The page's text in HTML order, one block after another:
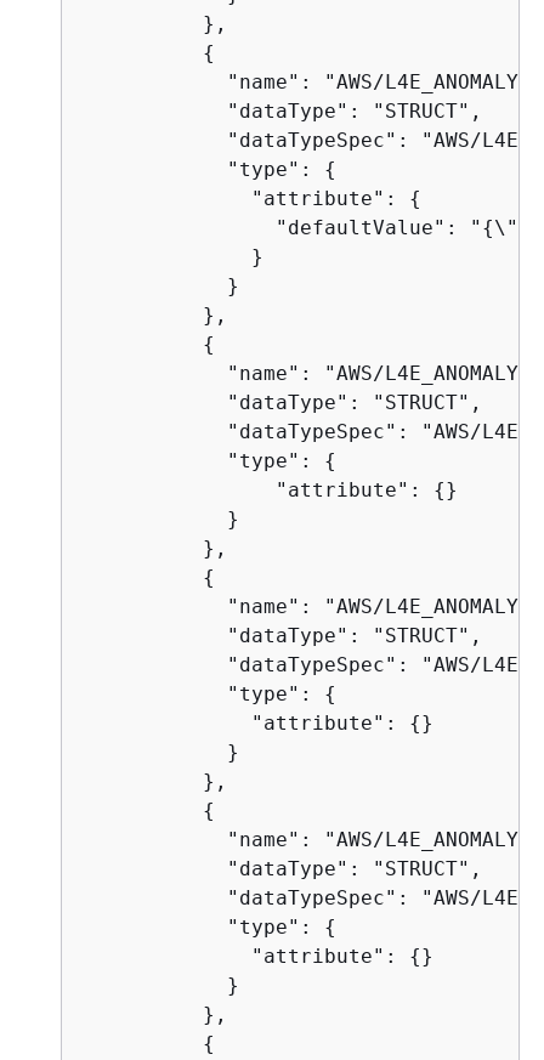
          },
{
"name": "AWS/
            "dataType": "STRUCT",
"dataTypeSpec": "AWS/
            "type":
{
              "attribute":
{
                "defaultValue": "
{
              }
            }
          },
{
"name": "AWS/
            "dataType": "STRUCT",
"dataTypeSpec": "AWS/
            "type":
{
                "attribute":
{}
            }
          },
{
"name": "AWS/
            "dataType": "STRUCT",
"dataTypeSpec": "AWS/
            "type":
{
              "attribute":
{}
            }
          },
{
"name": "AWS/
            "dataType": "STRUCT",
"dataTypeSpec": "AWS/
            "type":
{
              "attribute":
{}
            }
          },
{